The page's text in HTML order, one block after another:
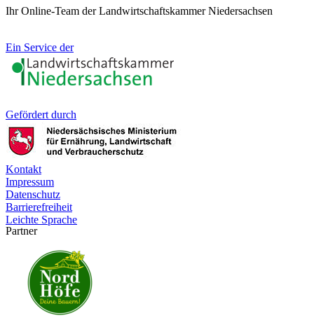
Ihr Online-Team der Landwirtschaftskammer Niedersachsen
Ein Service der
Gefördert durch
Kontakt
Impressum
Datenschutz
Barrierefreiheit
Leichte Sprache
Partner